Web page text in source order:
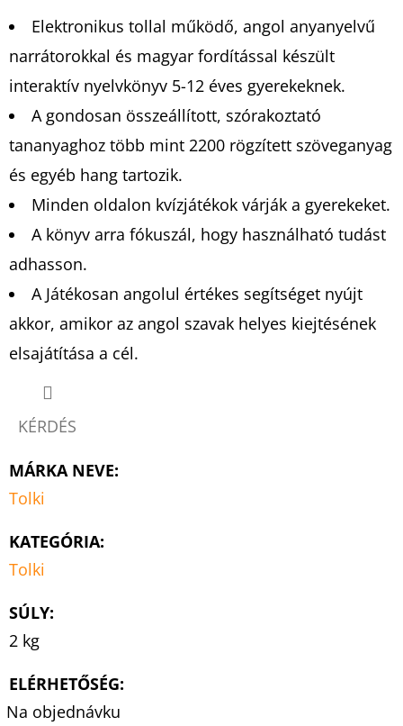
Elektronikus tollal működő, angol anyanyelvű
narrátorokkal és magyar fordítással készült
interaktív nyelvkönyv 5-12 éves gyerekeknek.
A gondosan összeállított, szórakoztató
tananyaghoz több mint 2200 rögzített szöveganyag
és egyéb hang tartozik.
Minden oldalon kvízjátékok várják a gyerekeket.
A könyv arra fókuszál, hogy használható tudást
adhasson.
A Játékosan angolul értékes segítséget nyújt
akkor, amikor az angol szavak helyes kiejtésének
elsajátítása a cél.
KÉRDÉS
MÁRKA NEVE:
Tolki
KATEGÓRIA:
Tolki
SÚLY:
2 kg
ELÉRHETŐSÉG:
Na objednávku